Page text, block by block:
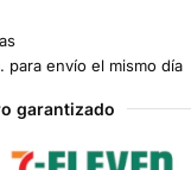
para envío el mismo día
garantizado